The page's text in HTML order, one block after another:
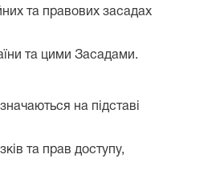
та правових засадах
та цими Засадами.
на підставі
та прав доступу,